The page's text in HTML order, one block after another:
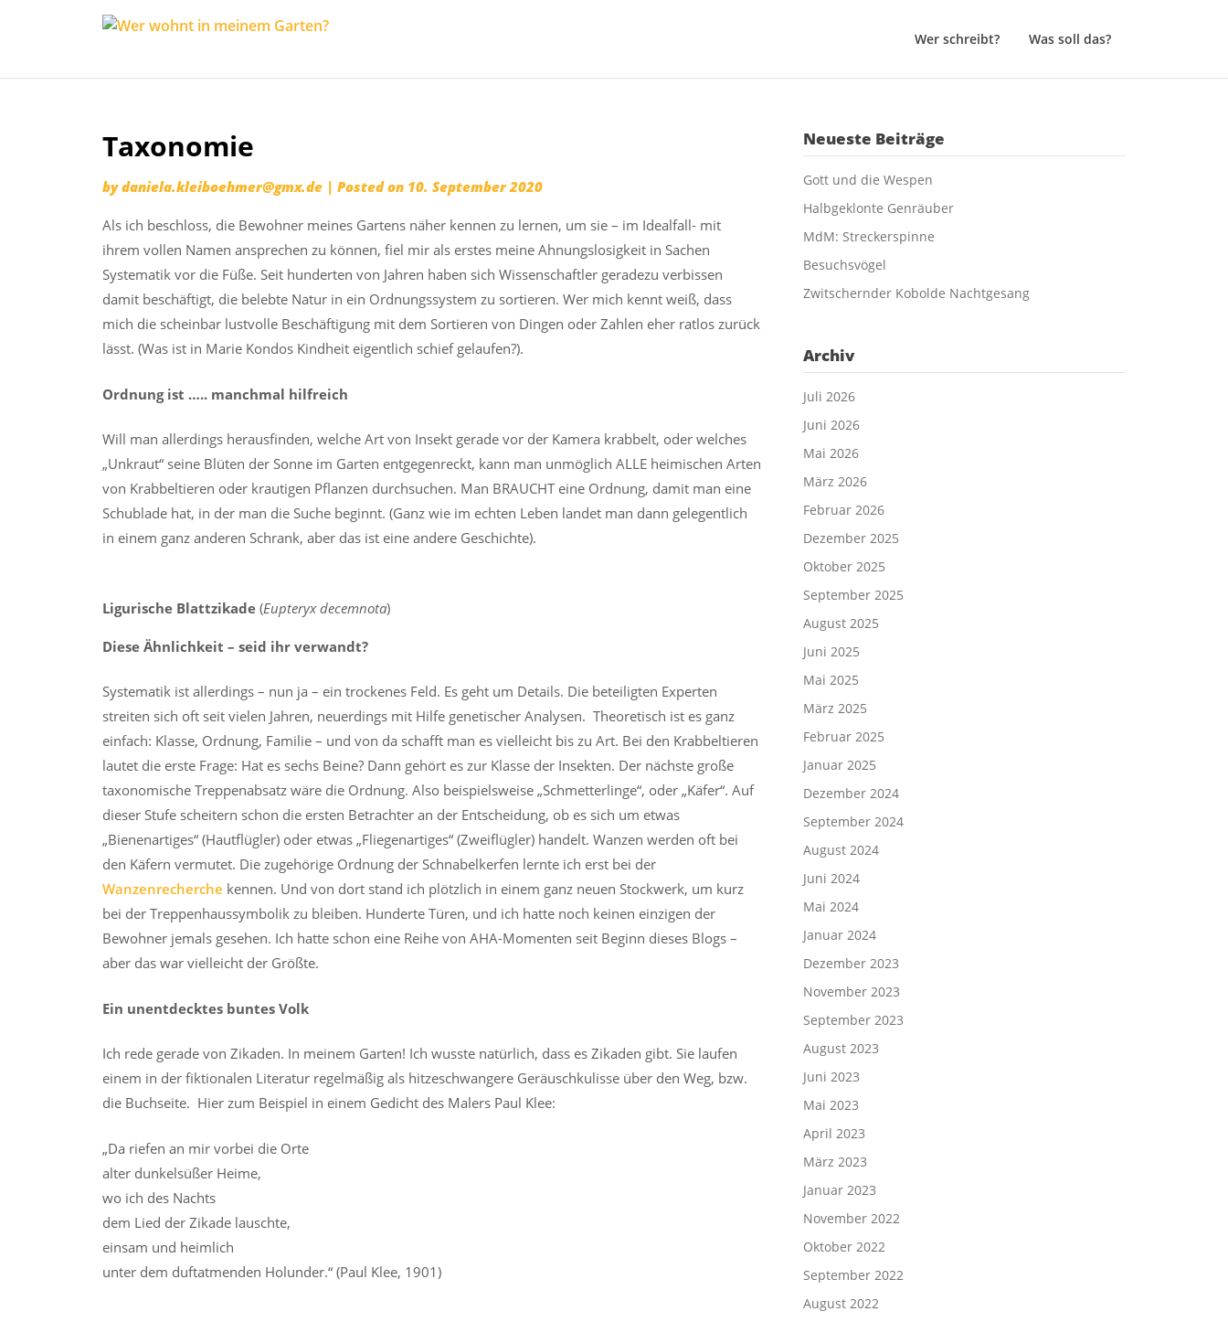
in
Terrassentür
Wer schreibt? Was soll das?
to
Taxonomie
bydaniela.kleiboehmer@gmx.de | Posted on 10. September 2020
Als ich beschloss, die Bewohner meines Gartens näher kennen zu lernen, um sie – im Idealfall- mit
ihrem vollen Namen ansprechen zu können, fiel mir als erstes meine Ahnungslosigkeit in Sachen
Systematik vor die Füße. Seit hunderten von Jahren haben sich Wissenschaftler geradezu verbissen
damit beschäftigt, die belebte Natur in ein Ordnungssystem zu sortieren. Wer mich kennt weiß, dass
mich die scheinbar lustvolle Beschäftigung mit dem Sortieren von Dingen oder Zahlen eher ratlos zurück
lässt. (Was ist in Marie Kondos Kindheit eigentlich schief gelaufen?).
Ordnung ist ….. manchmal hilfreich
Will man allerdings herausfinden, welche Art von Insekt gerade vor der Kamera krabbelt, oder welches
„Unkraut“ seine Blüten der Sonne im Garten entgegenreckt, kann man unmöglich ALLE heimischen Arten
von Krabbeltieren oder krautigen Pflanzen durchsuchen. Man BRAUCHT eine Ordnung, damit man eine
Schublade hat, in der man die Suche beginnt. (Ganz wie im echten Leben landet man dann gelegentlich
in einem ganz anderen Schrank, aber das ist eine andere Geschichte).
Ligurische Blattzikade (Eupteryx decemnota)
Diese Ähnlichkeit – seid ihr verwandt?
Systematik ist allerdings – nun ja – ein trockenes Feld. Es geht um Details. Die beteiligten Experten
streiten sich oft seit vielen Jahren, neuerdings mit Hilfe genetischer Analysen. Theoretisch ist es ganz
einfach: Klasse, Ordnung, Familie – und von da schafft man es vielleicht bis zu Art. Bei den Krabbeltieren
lautet die erste Frage: Hat es sechs Beine? Dann gehört es zur Klasse der Insekten. Der nächste große
taxonomische Treppenabsatz wäre die Ordnung. Also beispielsweise „Schmetterlinge“, oder „Käfer“. Auf
dieser Stufe scheitern schon die ersten Betrachter an der Entscheidung, ob es sich um etwas
„Bienenartiges“ (Hautflügler) oder etwas „Fliegenartiges“ (Zweiflügler) handelt. Wanzen werden oft bei
den Käfern vermutet. Die zugehörige Ordnung der Schnabelkerfen lernte ich erst bei der
Wanzenrecherche kennen. Und von dort stand ich plötzlich in einem ganz neuen Stockwerk, um kurz
bei der Treppenhaussymbolik zu bleiben. Hunderte Türen, und ich hatte noch keinen einzigen der
Bewohner jemals gesehen. Ich hatte schon eine Reihe von AHA-Momenten seit Beginn dieses Blogs –
aber das war vielleicht der Größte.
Ein unentdecktes buntes Volk
Ich rede gerade von Zikaden. In meinem Garten! Ich wusste natürlich, dass es Zikaden gibt. Sie laufen
einem in der fiktionalen Literatur regelmäßig als hitzeschwangere Geräuschkulisse über den Weg, bzw.
die Buchseite. Hier zum Beispiel in einem Gedicht des Malers Paul Klee:
„Da riefen an mir vorbei die Orte
alter dunkelsüßer Heime,
wo ich des Nachts
dem Lied der Zikade lauschte,
einsam und heimlich
unter dem duftatmenden Holunder.“ (Paul Klee, 1901)
Neueste Beiträge
Gott und die Wespen
Halbgeklonte Genräuber
MdM: Streckerspinne
Besuchsvögel
Zwitschernder Kobolde Nachtgesang
Archiv
Juli 2026
Juni 2026
Mai 2026
März 2026
Februar 2026
Dezember 2025
Oktober 2025
September 2025
August 2025
Juni 2025
Mai 2025
März 2025
Februar 2025
Januar 2025
Dezember 2024
September 2024
August 2024
Juni 2024
Mai 2024
Januar 2024
Dezember 2023
November 2023
September 2023
August 2023
Juni 2023
Mai 2023
April 2023
März 2023
Januar 2023
November 2022
Oktober 2022
September 2022
August 2022